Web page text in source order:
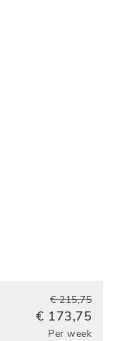
€ 215,75
€ 173,75
Per week